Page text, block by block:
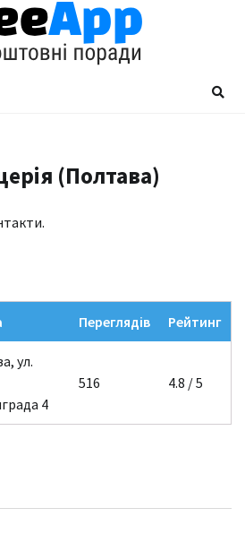
(Полтава)
Переглядів Рейтинг
ул.
4
516 4.8 / 5